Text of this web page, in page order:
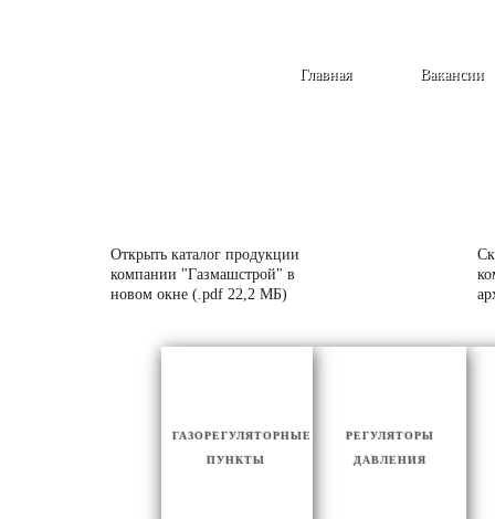
Вакансии
Главная
Открыть каталог продукции
компании "Газмашстрой" в
новом окне (.pdf 22,2 МБ)
РЕГУЛЯТОРЫ
ДАВЛЕНИЯ
ГАЗОРЕГУЛЯТОРНЫЕ
ПУНКТЫ